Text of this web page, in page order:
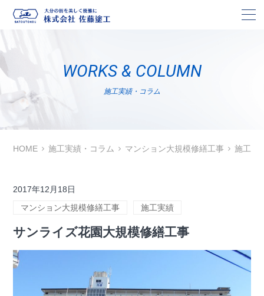
WORKS & COLUMN
施工実績・コラム
HOME 施工実績・コラム マンション大規模修繕工事 施工実
2017年12月18日
マンション大規模修繕工事
施工実績
サンライズ花園大規模修繕工事